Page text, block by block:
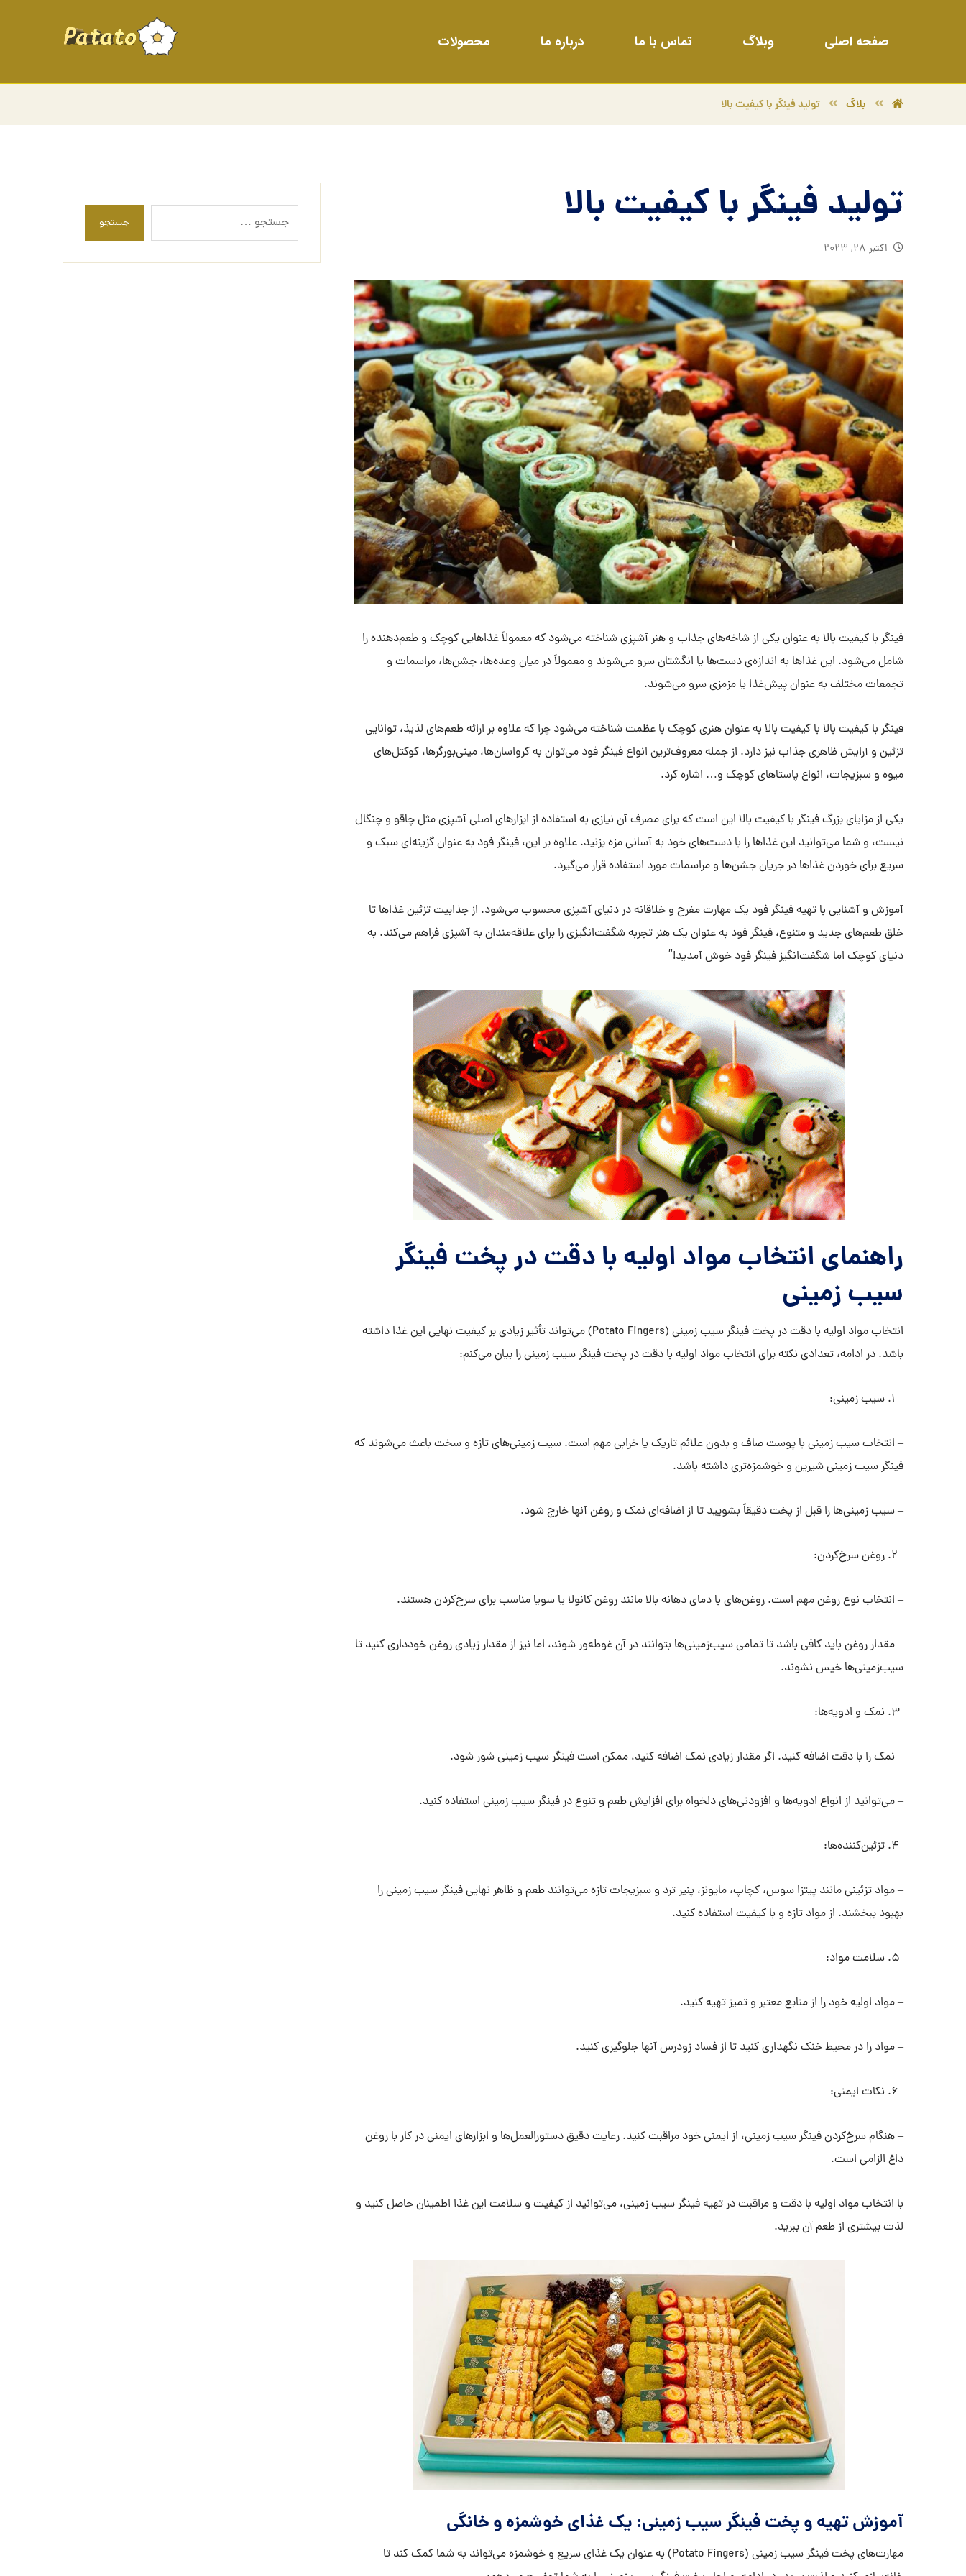
صفحه اصلی وبلاگ تماس با ما درباره ما محصولات
بلاگ تولید فینگر با کیفیت بالا
تولید فینگر با کیفیت بالا
اکتبر ۲۸, ۲۰۲۳
فینگر با کیفیت بالا به عنوان یکی از شاخه‌های جذاب و هنر آشپزی شناخته می‌شود که معمولاً غذاهایی کوچک و طعم‌دهنده را
شامل می‌شود. این غذاها به اندازه‌ی دست‌ها یا انگشتان سرو می‌شوند و معمولاً در میان وعده‌ها، جشن‌ها، مراسمات و
تجمعات مختلف به عنوان پیش‌غذا یا مزمزی سرو می‌شوند.
فینگر با کیفیت بالا با کیفیت بالا به عنوان هنری کوچک با عظمت شناخته می‌شود چرا که علاوه بر ارائه طعم‌های لذیذ، توانایی
تزئین و آرایش ظاهری جذاب نیز دارد. از جمله معروف‌ترین انواع فینگر فود می‌توان به کرواسان‌ها، مینی‌بورگرها، کوکتل‌های
میوه و سبزیجات، انواع پاستاهای کوچک و… اشاره کرد.
یکی از مزایای بزرگ فینگر با کیفیت بالا این است که برای مصرف آن نیازی به استفاده از ابزارهای اصلی آشپزی مثل چاقو و چنگال
نیست، و شما می‌توانید این غذاها را با دست‌های خود به آسانی مزه بزنید. علاوه بر این، فینگر فود به عنوان گزینه‌ای سبک و
سریع برای خوردن غذاها در جریان جشن‌ها و مراسمات مورد استفاده قرار می‌گیرد.
آموزش و آشنایی با تهیه فینگر فود یک مهارت مفرح و خلاقانه در دنیای آشپزی محسوب می‌شود. از جذابیت تزئین غذاها تا
خلق طعم‌های جدید و متنوع، فینگر فود به عنوان یک هنر تجربه شگفت‌انگیزی را برای علاقه‌مندان به آشپزی فراهم می‌کند. به
دنیای کوچک اما شگفت‌انگیز فینگر فود خوش آمدید!”
راهنمای انتخاب مواد اولیه با دقت در پخت فینگر
سیب زمینی
انتخاب مواد اولیه با دقت در پخت فینگر سیب زمینی (Potato Fingers) می‌تواند تأثیر زیادی بر کیفیت نهایی این غذا داشته
باشد. در ادامه، تعدادی نکته برای انتخاب مواد اولیه با دقت در پخت فینگر سیب زمینی را بیان می‌کنم:
سیب زمینی:
– انتخاب سیب زمینی با پوست صاف و بدون علائم تاریک یا خرابی مهم است. سیب زمینی‌های تازه و سخت باعث می‌شوند که
فینگر سیب زمینی شیرین و خوشمزه‌تری داشته باشد.
– سیب زمینی‌ها را قبل از پخت دقیقاً بشویید تا از اضافه‌ای نمک و روغن آنها خارج شود.
روغن سرخ‌کردن:
– انتخاب نوع روغن مهم است. روغن‌های با دمای دهانه بالا مانند روغن کانولا یا سویا مناسب برای سرخ‌کردن هستند.
– مقدار روغن باید کافی باشد تا تمامی سیب‌زمینی‌ها بتوانند در آن غوطه‌ور شوند، اما نیز از مقدار زیادی روغن خودداری کنید تا
سیب‌زمینی‌ها خیس نشوند.
نمک و ادویه‌ها:
– نمک را با دقت اضافه کنید. اگر مقدار زیادی نمک اضافه کنید، ممکن است فینگر سیب زمینی شور شود.
– می‌توانید از انواع ادویه‌ها و افزودنی‌های دلخواه برای افزایش طعم و تنوع در فینگر سیب زمینی استفاده کنید.
تزئین‌کننده‌ها:
– مواد تزئینی مانند پیتزا سوس، کچاپ، مایونز، پنیر ترد و سبزیجات تازه می‌توانند طعم و ظاهر نهایی فینگر سیب زمینی را
بهبود ببخشند. از مواد تازه و با کیفیت استفاده کنید.
سلامت مواد:
– مواد اولیه خود را از منابع معتبر و تمیز تهیه کنید.
– مواد را در محیط خنک نگهداری کنید تا از فساد زودرس آنها جلوگیری کنید.
نکات ایمنی:
– هنگام سرخ‌کردن فینگر سیب زمینی، از ایمنی خود مراقبت کنید. رعایت دقیق دستورالعمل‌ها و ابزارهای ایمنی در کار با روغن
داغ الزامی است.
با انتخاب مواد اولیه با دقت و مراقبت در تهیه فینگر سیب زمینی، می‌توانید از کیفیت و سلامت این غذا اطمینان حاصل کنید و
لذت بیشتری از طعم آن ببرید.
آموزش تهیه و پخت فینگر سیب زمینی: یک غذای خوشمزه و خانگی
مهارت‌های پخت فینگر سیب زمینی (Potato Fingers) به عنوان یک غذای سریع و خوشمزه می‌تواند به شما کمک کند تا
جستجو